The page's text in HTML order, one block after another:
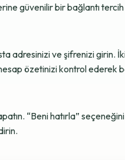
güvenilir bir bağlantı
adresinizi ve şifrenizi
özetinizi kontrol ederek
“Beni hatırla”